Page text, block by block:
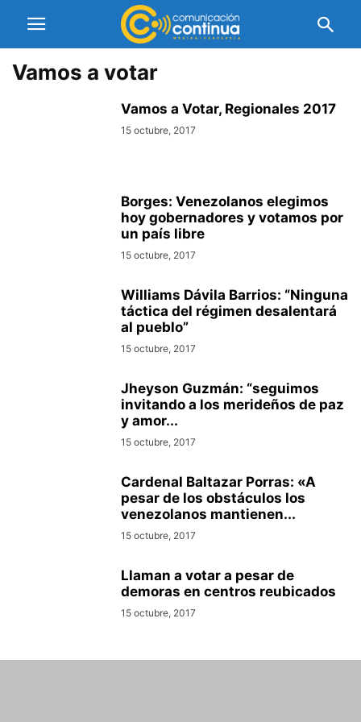
Vamos a votar
Vamos a Votar, Regionales 2017
15 octubre, 2017
Borges: Venezolanos elegimos
hoy gobernadores y votamos por
un país libre
15 octubre, 2017
Williams Dávila Barrios: “Ninguna
táctica del régimen desalentará
al pueblo”
15 octubre, 2017
Jheyson Guzmán: “seguimos
invitando a los merideños de paz
y amor...
15 octubre, 2017
Cardenal Baltazar Porras: «A
pesar de los obstáculos los
venezolanos mantienen...
15 octubre, 2017
Llaman a votar a pesar de
demoras en centros reubicados
15 octubre, 2017